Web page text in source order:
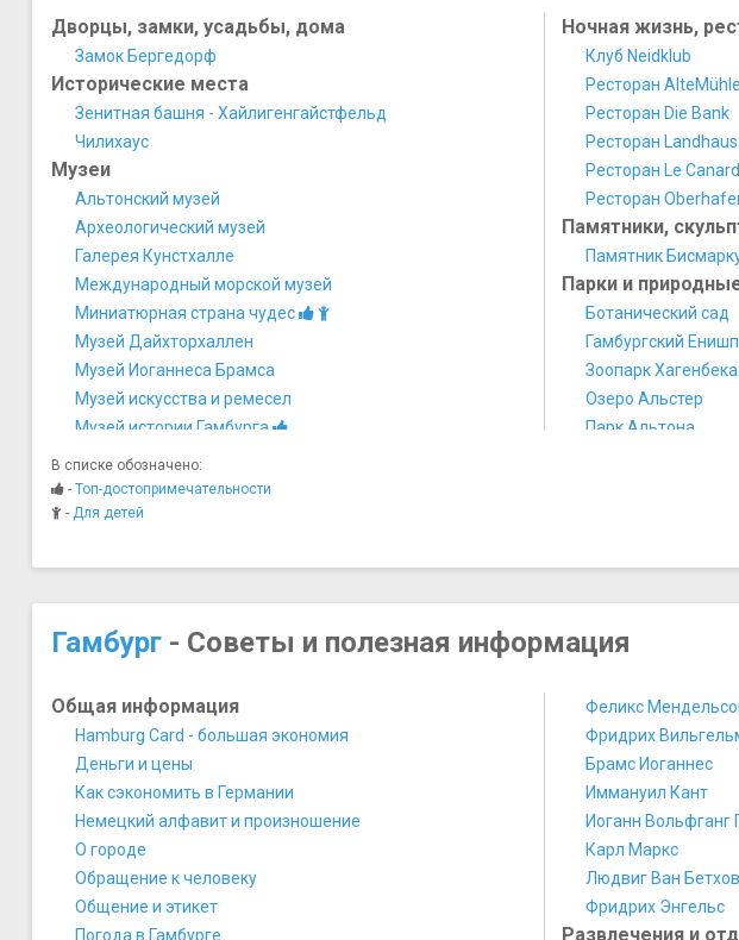
Дворцы, замки, усадьбы, дома
Замок Бергедорф
Исторические места
Зенитная башня - Хайлигенгайстфельд
Чилихаус
Музеи
Альтонский музей
Археологический музей
Галерея Кунстхалле
Международный морской музей
Миниатюрная страна чудес
Музей Дайхторхаллен
Музей Иоганнеса Брамса
Музей искусства и ремесел
Музей истории Гамбурга
Музей кофе
Музей кукол Фалькенштейн
Музей Паноптикум
Музей эмиграции Баллинштадт
Музей эротического искусства
Музей этнографии
Музей-гавань Эвельгенне
Музей-корабль Рикмер Рикмерс
Ночная жизнь,
Клуб Neidklub
Ресторан AlteMühle
Ресторан Die Bank
Ресторан
Ресторан Le
Ресторан
Памятники,
Памятник
Парки и
Ботанический сад
Гамбургский
Зоопарк Хагенбека
Озеро Альстер
Парк Альтона
Улица Репербан
Театры и
Концертный зал
Театр Кампнагель
В списке обозначено:
- Топ-достопримечательности
- Для детей
Гамбург - Советы и полезная информация
Общая информация
Hamburg Card - большая экономия
Деньги и цены
Как сэкономить в Германии
Немецкий алфавит и произношение
О городе
Обращение к человеку
Общение и этикет
Погода в Гамбурге
Феликс
Фридрих
​Брамс Иоганнес
​Иммануил Кант
​Иоганн Вольфганг
​Карл Маркс
​Людвиг Ван
​Фридрих Энгельс
Развлечения и